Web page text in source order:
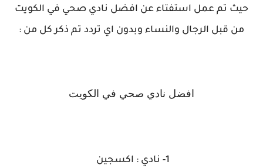
حيث تم عمل استفتاء عن افضل نادي صحي في الكويت
من قبل الرجال والنساء وبدون اي تردد تم ذكر كل من :
افضل نادي صحي في الكويت
1
- نادي : اكسجين